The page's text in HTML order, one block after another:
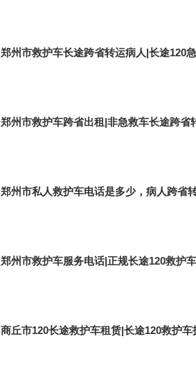
郑州市救护车长途跨省转运病人|长途120
郑州市救护车跨省出租|非急救车长途跨省
郑州市私人救护车电话是多少，病人跨省
郑州市救护车服务电话|正规长途120救护
商丘市120长途救护车租赁|长途120救护